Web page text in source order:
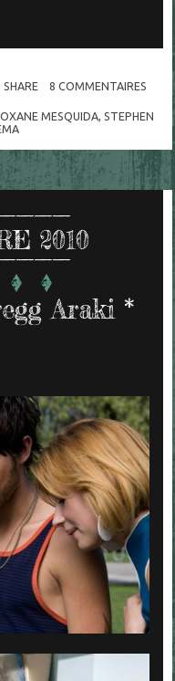
SHARE 8 COMMENTAIRES
MESQUIDA, STEPHEN
2010
Araki *